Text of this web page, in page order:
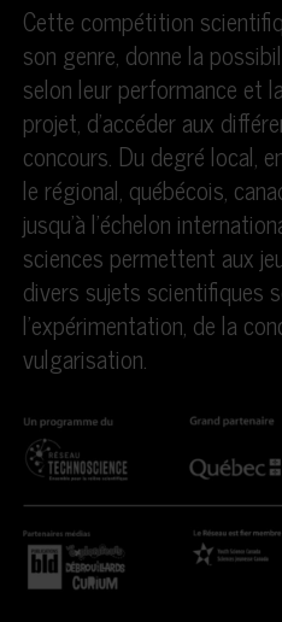
Cette compétition
son genre, donne la
selon leur performance et
projet, d’accéder aux
concours. Du degré local,
le régional, québécois,
jusqu’à l’échelon
sciences permettent aux
divers sujets scientifiques
l’expérimentation, de la
vulgarisation.